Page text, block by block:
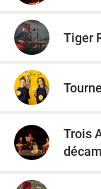
Tiger
Trois